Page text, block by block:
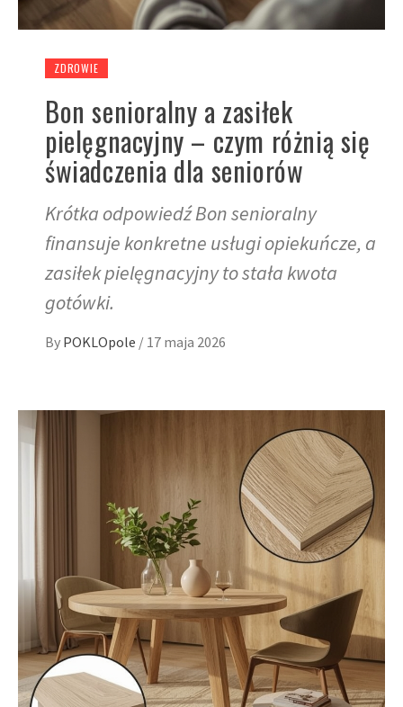
ZDROWIE
Bon senioralny a zasiłek
pielęgnacyjny – czym różnią się
świadczenia dla seniorów
Krótka odpowiedź Bon senioralny
finansuje konkretne usługi opiekuńcze, a
zasiłek pielęgnacyjny to stała kwota
gotówki.
By POKLOpole / 17 maja 2026